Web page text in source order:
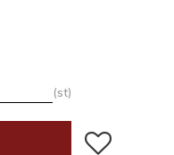
st
Lägg till i